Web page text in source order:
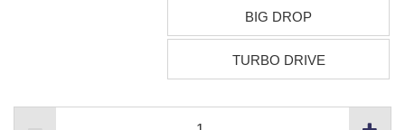
BIG DROP
TURBO DRIVE